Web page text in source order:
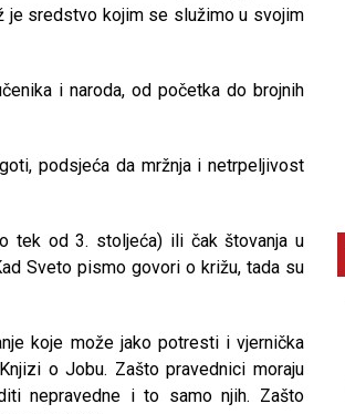
je sredstvo kojim se služimo u svojim
i naroda, od početka do brojnih
podsjeća da mržnja i netrpeljivost
tek od 3. stoljeća) ili čak štovanja u
Sveto pismo govori o križu, tada su
koje može jako potresti i vjernička
o Jobu. Zašto pravednici moraju
nepravedne i to samo njih. Zašto